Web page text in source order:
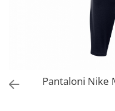
Pantaloni lungi fotbal
Geci si veste fotbal copii
Imbracaminte fotbal femei
Sorturi fotbal femei
Pantaloni Nike